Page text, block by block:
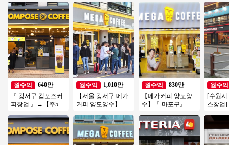
월수익
640만
『 강서구 컴포즈커
피창업 』→【주5일
음 ♥ 배달없음 ♥ 초
보창업
월수익
1,010만
【서울 강서구 메가
커피 양도양수】배
초보창업/여성창업
추천
월수익
830만
【메가커피 양도양
수】『 마포구』＃
달X＃메가 인수비용
저렴
월수익
[수원시
스창업]
년 매출